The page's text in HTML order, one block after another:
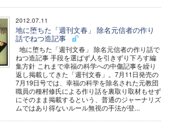
2012.07.11
地に堕ちた「週刊文春」 除名元信者の作り
話でねつ造記事
地に堕ちた「週刊文春」 除名元信者の作り話で
ねつ造記事 手段を選ばず人を引きずり下ろす編
集方針 これまで幸福の科学への中傷記事を繰り
返し掲載してきた「週刊文春」。7月11日発売の
7月19日号では、幸福の科学を除名された元教団
職員の種村修氏による作り話を裏取り取材もせず
にそのまま掲載するという、普通のジャーナリズ
ムではあり得ないルール無視の手法が登...